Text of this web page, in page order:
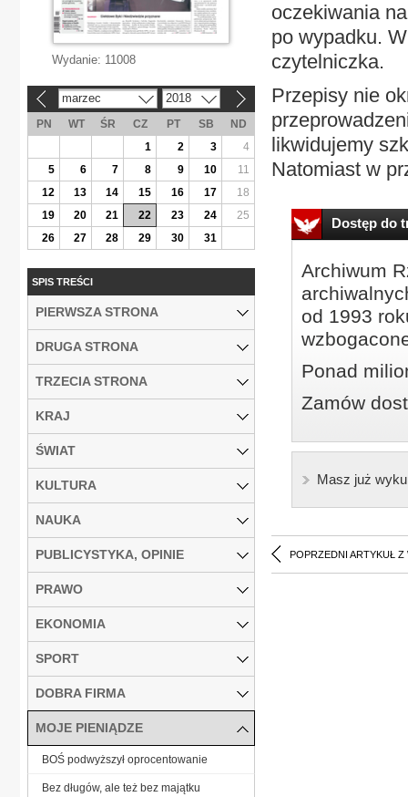
oczekiwania
po wypadku.
czytelniczka.
Przepisy nie
likwidujemy
Natomiast w
Dostęp do
Archiwum
od 1993
Ponad
Zamów
Masz już
POPRZEDNI ARTYKUŁ Z
Wydanie: 11008
marzec 2018
PN WT ŚR CZ PT SB
ND
1
2 3
4
5
6 7 8 9 10
11
12
13 14 15 16 17
18
19
20 21 22 23 24
25
26
27 28 29 30 31
SPIS TREŚCI
PIERWSZA STRONA
DRUGA STRONA
TRZECIA STRONA
KRAJ
ŚWIAT
KULTURA
NAUKA
PUBLICYSTYKA, OPINIE
PRAWO
EKONOMIA
SPORT
DOBRA FIRMA
MOJE PIENIĄDZE
BOŚ podwyższył oprocentowanie
Bez długów, ale też bez majątku